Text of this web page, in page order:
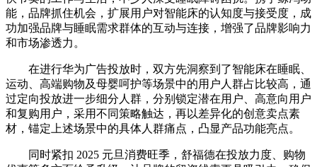
能，品牌抓住机会，扩展用户对智能床的认知度与接受度，成
功加强品牌与睡眠需求群体的互动与连接，增强了品牌影响力
和市场渗透力。
在进行华为广告投放时，双方先洞察到了智能床在睡眠、
运动、高端购物及母婴呵护等场景中的用户人群占比较高，通
过定向投放进一步细分人群，分别锁定潜在用户、高意向用户
和复购用户，采用不同策略触达，再以差异化的创意卖点素
材，锚定上述场景中的具体人群痛点，凸显产品功能亮点。
同时紧扣 2025 元旦消费旺季，舒福德在投放力度、购物